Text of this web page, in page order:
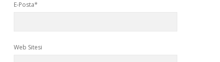
E-Posta*
Web Sitesi